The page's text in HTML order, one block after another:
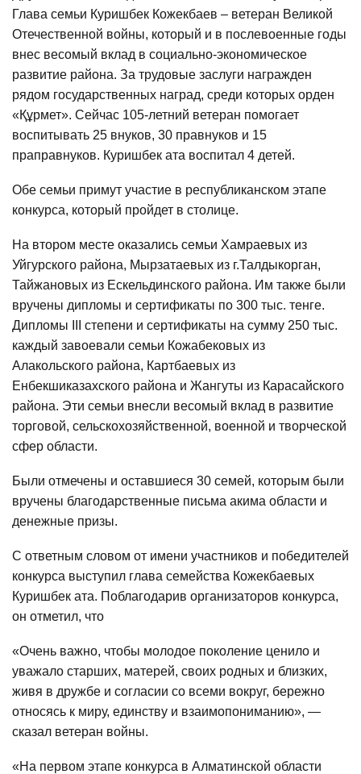
Глава семьи Куришбек Кожекбаев – ветеран Великой
Отечественной войны, который и в послевоенные годы
внес весомый вклад в социально-экономическое
развитие района. За трудовые заслуги награжден
рядом государственных наград, среди которых орден
«Құрмет». Сейчас 105-летний ветеран помогает
воспитывать 25 внуков, 30 правнуков и 15
праправнуков. Куришбек ата воспитал 4 детей.
Обе семьи примут участие в республиканском этапе
конкурса, который пройдет в столице.
На втором месте оказались семьи Хамраевых из
Уйгурского района, Мырзатаевых из г.Талдыкорган,
Тайжановых из Ескельдинского района. Им также были
вручены дипломы и сертификаты по 300 тыс. тенге.
Дипломы III степени и сертификаты на сумму 250 тыс.
каждый завоевали семьи Кожабековых из
Алакольского района, Картбаевых из
Енбекшиказахского района и Жангуты из Карасайского
района. Эти семьи внесли весомый вклад в развитие
торговой, сельскохозяйственной, военной и творческой
сфер области.
Были отмечены и оставшиеся 30 семей, которым были
вручены благодарственные письма акима области и
денежные призы.
С ответным словом от имени участников и победителей
конкурса выступил глава семейства Кожекбаевых
Куришбек ата. Поблагодарив организаторов конкурса,
он отметил, что
«Очень важно, чтобы молодое поколение ценило и
уважало старших, матерей, своих родных и близких,
живя в дружбе и согласии со всеми вокруг, бережно
относясь к миру, единству и взаимопониманию», —
сказал ветеран войны.
«На первом этапе конкурса в Алматинской области